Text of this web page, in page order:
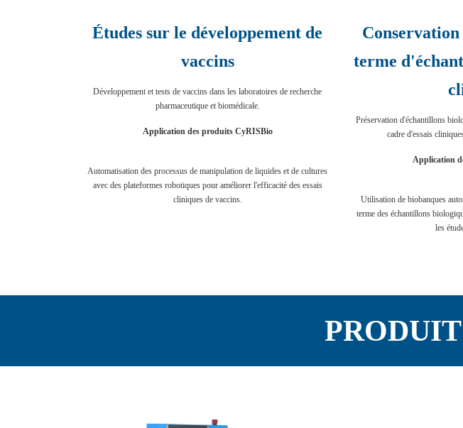
Études sur le développement de
vaccins
Développement et tests de vaccins dans les laboratoires de recherche
pharmaceutique et biomédicale.
Application des produits CyRISBio
Automatisation des processus de manipulation de liquides et de cultures
avec des plateformes robotiques pour améliorer l'efficacité des essais
cliniques de vaccins.
Conservation
terme
Préservation d'échantillons
cadre d'essais
Application
Utilisation de biobanques
terme des échantillons
les